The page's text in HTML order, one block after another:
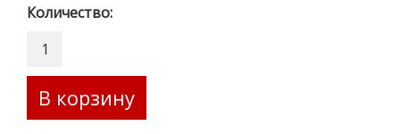
Количество: